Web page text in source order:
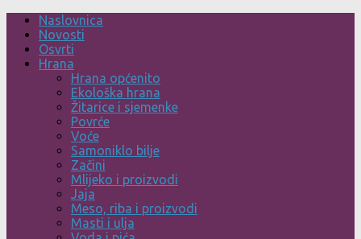
Skip
content
Naslovnica
Novosti
Osvrti
Hrana
Hrana općenito
Ekološka hrana
Žitarice i sjemenke
Povrće
Voće
Samoniklo bilje
Začini
Mlijeko i proizvodi
Jaja
Meso, riba i proizvodi
Masti i ulja